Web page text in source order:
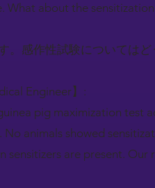
What about the
。感作性試験については
Engineer】:
pig maximization test
No animals showed
sensitizers are present.